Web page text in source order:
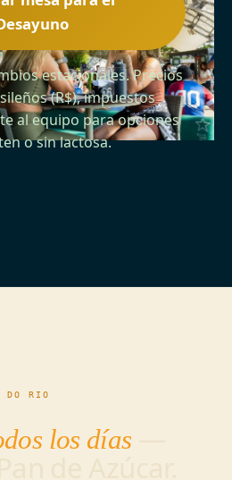
estacionales. Precios
(R$), impuestos
al equipo para opciones
o sin lactosa.
DO RIO
los días